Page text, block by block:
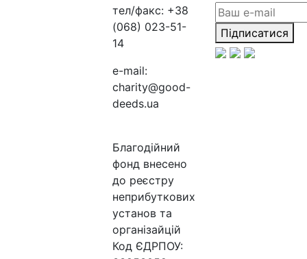
тел/факс: +38
(068) 023-51-
14
e-mail:
charity@good-
deeds.ua
Благодійний
фонд внесено
до реєстру
неприбуткових
установ та
організайцій
Код ЄДРПОУ:
Підписатися